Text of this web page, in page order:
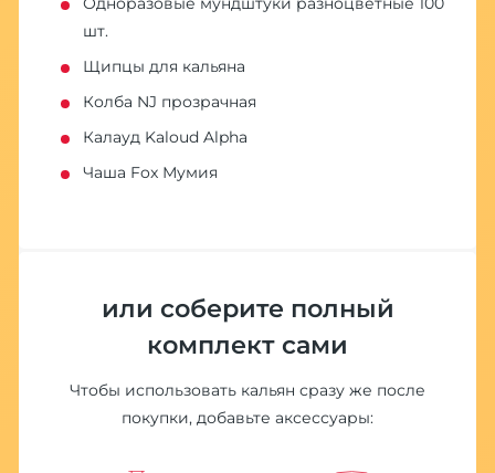
шт.
Щипцы для кальяна
Колба NJ прозрачная
Калауд Kaloud Alpha
Чаша Fox Мумия
или соберите полный
комплект сами
Чтобы использовать кальян сразу же после
покупки, добавьте аксессуары: